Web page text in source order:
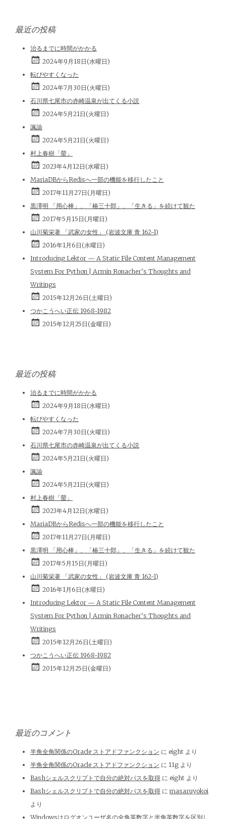
最近の投稿
治るまでに時間がかかる
2024年9月18日(水曜日)
転びやすくなった
2024年7月30日(火曜日)
石川県七尾市の赤崎温泉が出てくる小説
2024年5月21日(火曜日)
諷諭
2024年5月21日(火曜日)
村上春樹「螢」
2023年4月12日(水曜日)
MariaDBからRedisへ一部の機能を移行したこと
2017年11月27日(月曜日)
黒澤明 「用心棒」、「椿三十郎」、「生きる」を続けて観た
2017年5月15日(月曜日)
山川菊栄著 「武家の女性」 (岩波文庫 青 162-1)
2016年1月6日(水曜日)
Introducing Lektor — A Static File Content Management
System For Python | Armin Ronacher’s Thoughts and
Writings
2015年12月26日(土曜日)
つかこうへい正伝 1968-1982
2015年12月25日(金曜日)
最近の投稿
治るまでに時間がかかる
2024年9月18日(水曜日)
転びやすくなった
2024年7月30日(火曜日)
石川県七尾市の赤崎温泉が出てくる小説
2024年5月21日(火曜日)
諷諭
2024年5月21日(火曜日)
村上春樹「螢」
2023年4月12日(水曜日)
MariaDBからRedisへ一部の機能を移行したこと
2017年11月27日(月曜日)
黒澤明 「用心棒」、「椿三十郎」、「生きる」を続けて観た
2017年5月15日(月曜日)
山川菊栄著 「武家の女性」 (岩波文庫 青 162-1)
2016年1月6日(水曜日)
Introducing Lektor — A Static File Content Management
System For Python | Armin Ronacher’s Thoughts and
Writings
2015年12月26日(土曜日)
つかこうへい正伝 1968-1982
2015年12月25日(金曜日)
最近のコメント
半角全角関係のOracle ストアドファンクション に eight より
半角全角関係のOracle ストアドファンクション に 11g より
Bashシェルスクリプトで自分の絶対パスを取得 に eight より
Bashシェルスクリプトで自分の絶対パスを取得 に masaruyokoi
より
Windowsはログオンユーザ名の全角英数字と半角英数字を区別し